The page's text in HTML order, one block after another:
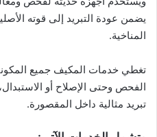
يضمن عودة التبريد إلى قوته
المناخية.
تغطي خدمات المكيف جميع
الفحص وحتى الإصلاح أو
تبريد مثالية داخل المقصورة.